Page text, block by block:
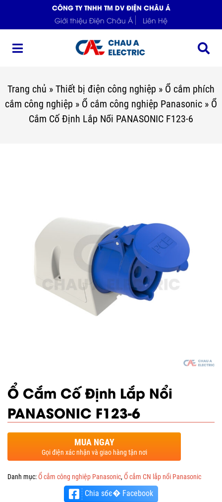
CÔNG TY TNHH TM DV ĐIỆN CHÂU Á
Giới thiệu Điện Châu Á
Liên Hệ
Trang chủ » Thiết bị điện công nghiệp » Ổ cắm phích
cắm công nghiệp » Ổ cắm công nghiệp Panasonic » Ổ
Cắm Cố Định Lắp Nổi PANASONIC F123-6
Ổ Cắm Cố Định Lắp Nổi
PANASONIC F123-6
MUA NGAY
Gọi điện xác nhận và giao hàng tận nơi
Danh mục:Ổ cắm công nghiệp Panasonic, Ổ cắm CN lắp nổi Panasonic
Chia sбє� Facebook